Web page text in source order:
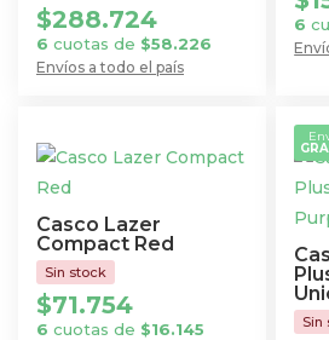
pueden
elegir
página
de
de
Envíos a todo el país
$288.724
6 cuotas de $58.226
tiene
múltiples
variantes.
Las
opciones
se
pueden
6
Las
se
Casco Lazer
Compact Red
$71.754
6 cuotas de $16.145